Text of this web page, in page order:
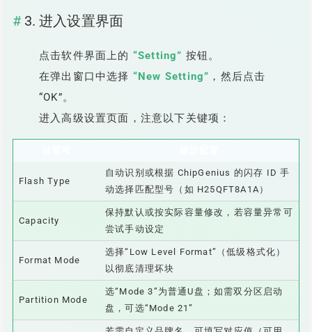
3. 进入设置界面
点击软件界面上的 “Setting” 按钮。
在弹出窗口中选择 “New Setting” ，然后点击
“OK”。
进入高级设置页面，注意以下关键项：
Flash Type
自动识别或根据 ChipGenius 的闪存 ID 手
动选择匹配型号（如 H25QFT8A1A）
Capacity
保持默认或按实际容量修改，若容量异常可
尝试手动设定
Format Mode
选择“Low Level Format”（低级格式化）
以彻底清理坏块
Partition Mode
选“Mode 3”为普通U盘；如需双分区启动
盘，可选“Mode 21”